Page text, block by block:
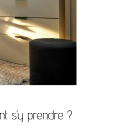
s’y prendre ?